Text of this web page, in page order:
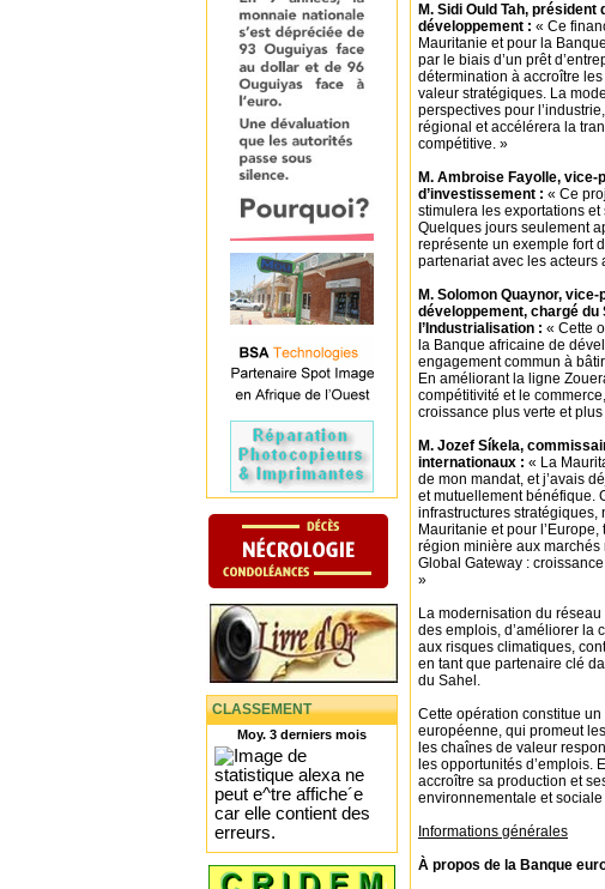
CLASSEMENT
Moy. 3 derniers mois
M. Sidi Ould Tah,
développement : « Ce
Mauritanie et pour la
par le biais d’un prêt
détermination à accroître
valeur stratégiques. La
perspectives pour
régional et accélérera la
compétitive. »
M. Ambroise Fayolle,
d’investissement : « Ce
stimulera les exportations
Quelques jours seulement
représente un exemple fort
partenariat avec les acteurs
M. Solomon Quaynor,
développement, chargé du
l’Industrialisation : « Cette
la Banque africaine de
engagement commun à
En améliorant la ligne
compétitivité et le
croissance plus verte et
M. Jozef Síkela,
internationaux : « La
de mon mandat, et j’avais
et mutuellement bénéfique.
infrastructures
Mauritanie et pour
région minière aux
Global Gateway :
»
La modernisation du
des emplois, d’améliorer la
aux risques climatiques,
en tant que partenaire clé
du Sahel.
Cette opération constitue
européenne, qui promeut
les chaînes de valeur
les opportunités d’emplois.
accroître sa production et
environnementale et
Informations générales
À propos de la Banque